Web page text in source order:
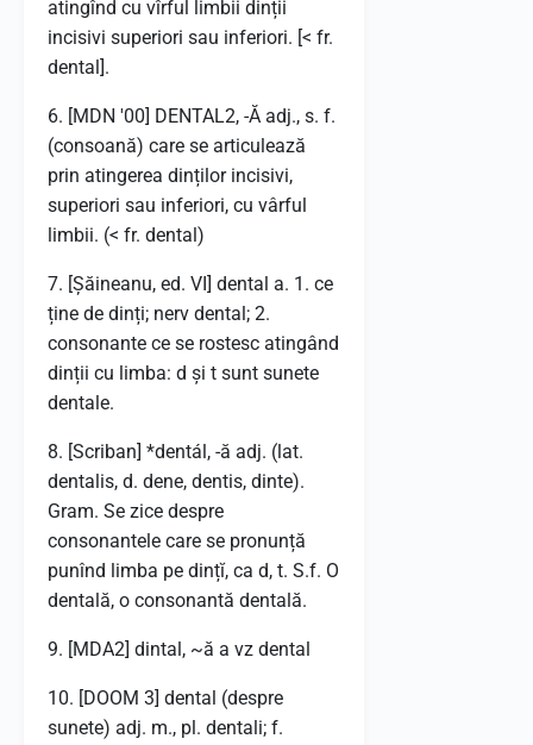
atingînd cu vîrful limbii dinții
incisivi superiori sau inferiori. [< fr.
dental].
6. [MDN '00] DENTAL2, -Ă adj., s. f.
(consoană) care se articulează
prin atingerea dinților incisivi,
superiori sau inferiori, cu vârful
limbii. (< fr. dental)
7. [Șăineanu, ed. VI] dental a. 1. ce
ține de dinți; nerv dental; 2.
consonante ce se rostesc atingând
dinții cu limba: d și t sunt sunete
dentale.
8. [Scriban] *dentál, -ă adj. (lat.
dentalis, d. dene, dentis, dinte).
Gram. Se zice despre
consonantele care se pronunță
punînd limba pe dințĭ, ca d, t. S.f. O
dentală, o consonantă dentală.
9. [MDA2] dintal, ~ă a vz dental
10. [DOOM 3] dental (despre
sunete) adj. m., pl. dentali; f.